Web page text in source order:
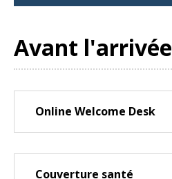
Avant l'arrivée
Online Welcome Desk
Couverture santé